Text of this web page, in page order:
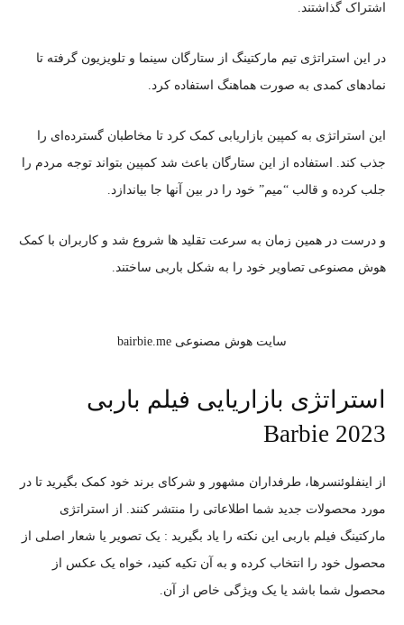
اشتراک گذاشتند.
در این استراتژی تیم مارکتینگ از ستارگان سینما و تلویزیون گرفته تا
نمادهای کمدی به صورت هماهنگ استفاده کرد.
این استراتژی به کمپین بازاریابی کمک کرد تا مخاطبان گسترده‌ای را
جذب کند. استفاده از این ستارگان باعث شد کمپین بتواند توجه مردم را
جلب کرده و قالب “میم” خود را در بین آنها جا بیاندازد.
و درست در همین زمان به سرعت تقلید ها شروع شد و کاربران با کمک
هوش مصنوعی تصاویر خود را به شکل باربی ساختند.
سایت هوش مصنوعی bairbie.me
استراتژی بازاریایی فیلم باربی
Barbie 2023
از اینفلوئنسرها، طرفداران مشهور و شرکای برند خود کمک بگیرید تا در
مورد محصولات جدید شما اطلاعاتی را منتشر کنند. از استراتژی
مارکتینگ فیلم باربی این نکته را یاد بگیرید : یک تصویر یا شعار اصلی از
محصول خود را انتخاب کرده و به آن تکیه کنید، خواه یک عکس از
محصول شما باشد یا یک ویژگی خاص از آن.